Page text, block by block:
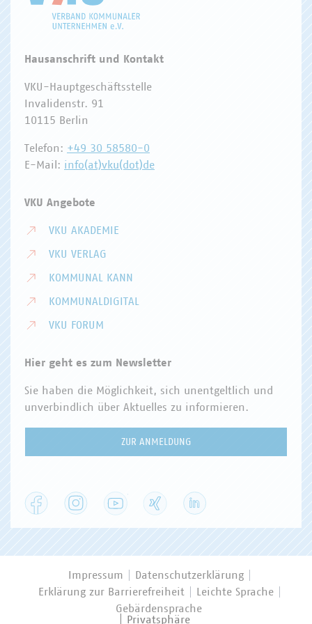
Hausanschrift und Kontakt
VKU-Hauptgeschäftsstelle
Invalidenstr. 91
10115 Berlin
Telefon: +49 30 58580-0
E-Mail: info(at)vku(dot)de
VKU Angebote
VKU AKADEMIE
VKU VERLAG
KOMMUNAL KANN
KOMMUNALDIGITAL
VKU FORUM
Hier geht es zum Newsletter
Sie haben die Möglichkeit, sich unentgeltlich und
unverbindlich über Aktuelles zu informieren.
ZUR ANMELDUNG
Facebook Instagram YouTube
Impressum
Datenschutzerklärung
Erklärung zur Barrierefreiheit
Leichte Sprache
Gebärdensprache
Privatsphäre